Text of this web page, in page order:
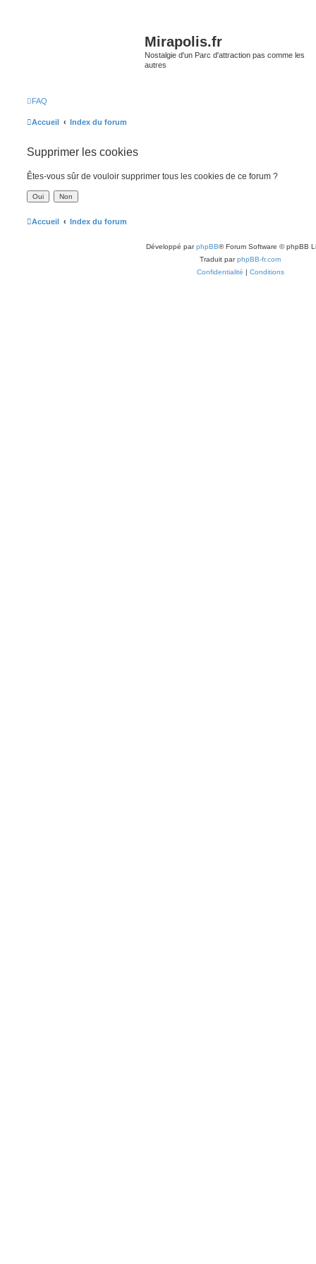
Mirapolis.fr
Nostalgie d'un Parc d'attraction pas comme les
autres
FAQ
Accueil Index du forum
Supprimer les cookies
Êtes-vous sûr de vouloir supprimer tous les cookies de ce forum ?
Accueil Index du forum
Développé parphpBB® Forum Software © phpBB
Traduit parphpBB-fr.com
Confidentialité | Conditions